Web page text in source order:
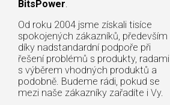
BitsPower.
Od roku 2004 jsme získali tisíce
spokojených zákazníků, především
díky nadstandardní podpoře při
řešení problémů s produkty, radami
s výběrem vhodných produktů a
podobně. Budeme rádi, pokud se
mezi naše zákazníky zařadíte i Vy.